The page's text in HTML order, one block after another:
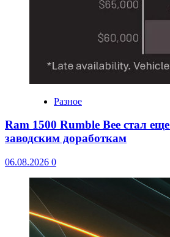
Разное
Ram 1500 Rumble Bee стал
заводским доработкам
06.08.2026 0